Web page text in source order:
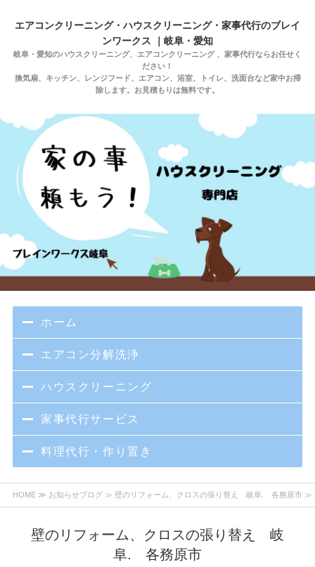
エアコンクリーニング・ハウスクリーニング・家事代行のブレイ
ンワークス ｜岐阜・愛知
岐阜・愛知のハウスクリーニング、エアコンクリーニング 、家事代行ならお任せく
ださい！
換気扇、キッチン、レンジフード、エアコン、浴室、トイレ、洗面台など家中お掃
除します。お見積もりは無料です。
ホーム
エアコン分解洗浄
ハウスクリーニング
家事代行サービス
料理代行・作り置き
HOME≫ お知らせブログ≫ 壁のリフォーム、クロスの張り替え 岐阜. 各務原市 ≫
壁のリフォーム、クロスの張り替え 岐
阜. 各務原市